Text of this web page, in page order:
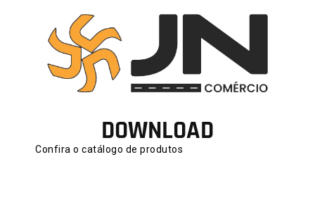
DOWNLOAD
Confira o catálogo de produtos